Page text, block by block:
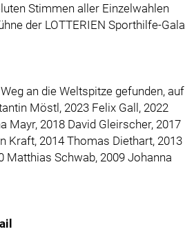
Stimmen aller Einzelwahlen
der LOTTERIEN Sporthilfe-Gala
an die Weltspitze gefunden, auf
Möstl, 2023 Felix Gall, 2022
Mayr, 2018 David Gleirscher, 2017
Kraft, 2014 Thomas Diethart, 2013
Matthias Schwab, 2009 Johanna